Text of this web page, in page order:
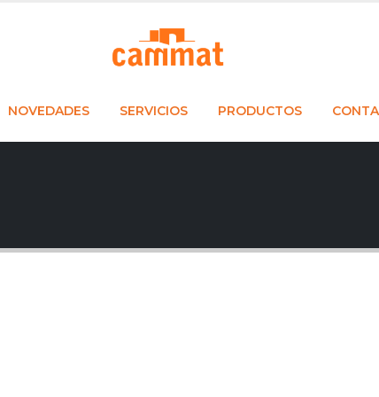
NOVEDADES SERVICIOS PRODUCTOS